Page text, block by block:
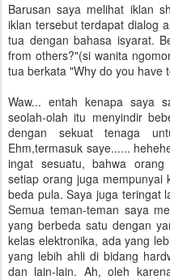
Barusan saya melihat iklan
iklan tersebut terdapat dialog
tua dengan bahasa isyarat.
from others?"(si wanita
tua berkata "Why do you have
Waw... entah kenapa saya
seolah-olah itu menyindir
dengan sekuat tenaga
Ehm,termasuk saye......
ingat sesuatu, bahwa
setiap orang juga mempunyai
beda pula. Saya juga teringat
Semua teman-teman saya
yang berbeda satu dengan
kelas elektronika, ada yang
yang lebih ahli di bidang
dan lain-lain. Ah, oleh